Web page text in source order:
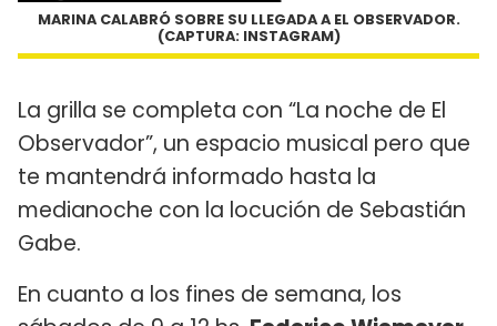
MARINA CALABRÓ SOBRE SU LLEGADA A EL OBSERVADOR.
(CAPTURA: INSTAGRAM)
La grilla se completa con “La noche de El
Observador”, un espacio musical pero que
te mantendrá informado hasta la
medianoche con la locución de Sebastián
Gabe.
En cuanto a los fines de semana, los